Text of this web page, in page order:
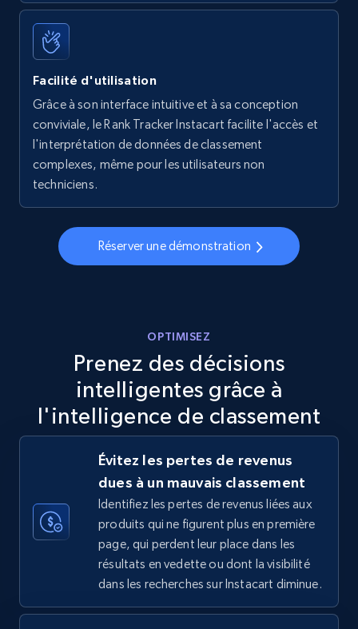
Walmart - products - Collects products by
specific keywords
URL, Final price, Sku, Currency, Gtin,
Specifications, Image urls, Top reviews, and
more.
5.6K+
using sku numbers
URL, Final price, Sku, Currency, Gtin,
Specifications, Image urls, Top reviews, and
5.6K+ 875+ Commencer
TikTok Shop
URL, Title, Available, Description, Currency, Initial
price, Final price, Discount percent, and more.
Facilité d'utilisation
Grâce à son interface intuitive et à sa conception
conviviale, le Rank Tracker Instacart facilite l'accès et
l'interprétation de données de classement
complexes, même pour les utilisateurs non
techniciens.
Réserver une démonstration
OPTIMISEZ
Prenez des décisions
intelligentes grâce à
l'intelligence de classement
Évitez les pertes de revenus
dues à un mauvais classement
Identifiez les pertes de revenus liées aux
produits qui ne figurent plus en première
page, qui perdent leur place dans les
résultats en vedette ou dont la visibilité
dans les recherches sur Instacart diminue.